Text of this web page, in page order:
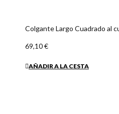
Colgante Largo Cuadrado al
69,10 €
AÑADIR A LA CESTA